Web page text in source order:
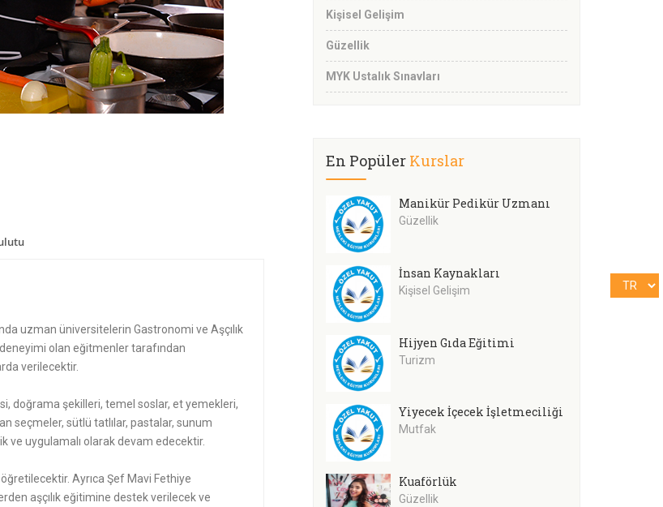
uzman üniversitelerin Gastronomi ve Aşçılık
olan eğitmenler tarafından
verilecektir.
doğrama şekilleri, temel soslar, et yemekleri,
seçmeler, sütlü tatlılar, pastalar, sunum
ve uygulamalı olarak devam edecektir.
Ayrıca Şef Mavi Fethiye
aşçılık eğitimine destek verilecek ve
Kişisel Gelişim
Güzellik
MYK Ustalık Sınavları
En Popüler Kurslar
Manikür Pedikür Uzmanı
Güzellik
İnsan Kaynakları
Kişisel Gelişim
Hijyen Gıda Eğitimi
Turizm
Yiyecek İçecek İşletmeciliği
Mutfak
Kuaförlük
Güzellik